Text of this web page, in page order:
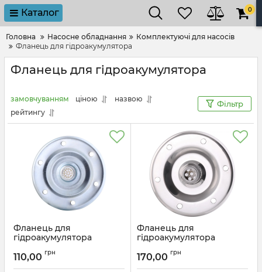
Каталог 0
Головна Насосне обладнання
Комплектуючі для насосів
Фланець для гідроакумулятора
Фланець для гідроакумулятора
замовчуванням ціною
назвою
рейтингу
Фільтр
Фланець для
гідроакумулятора
(VO0030)
Артикул: VO0030
110,00 грн
Фланець для
гідроакумулятора
(VO0031)
Артикул: VO0031
170,00 грн